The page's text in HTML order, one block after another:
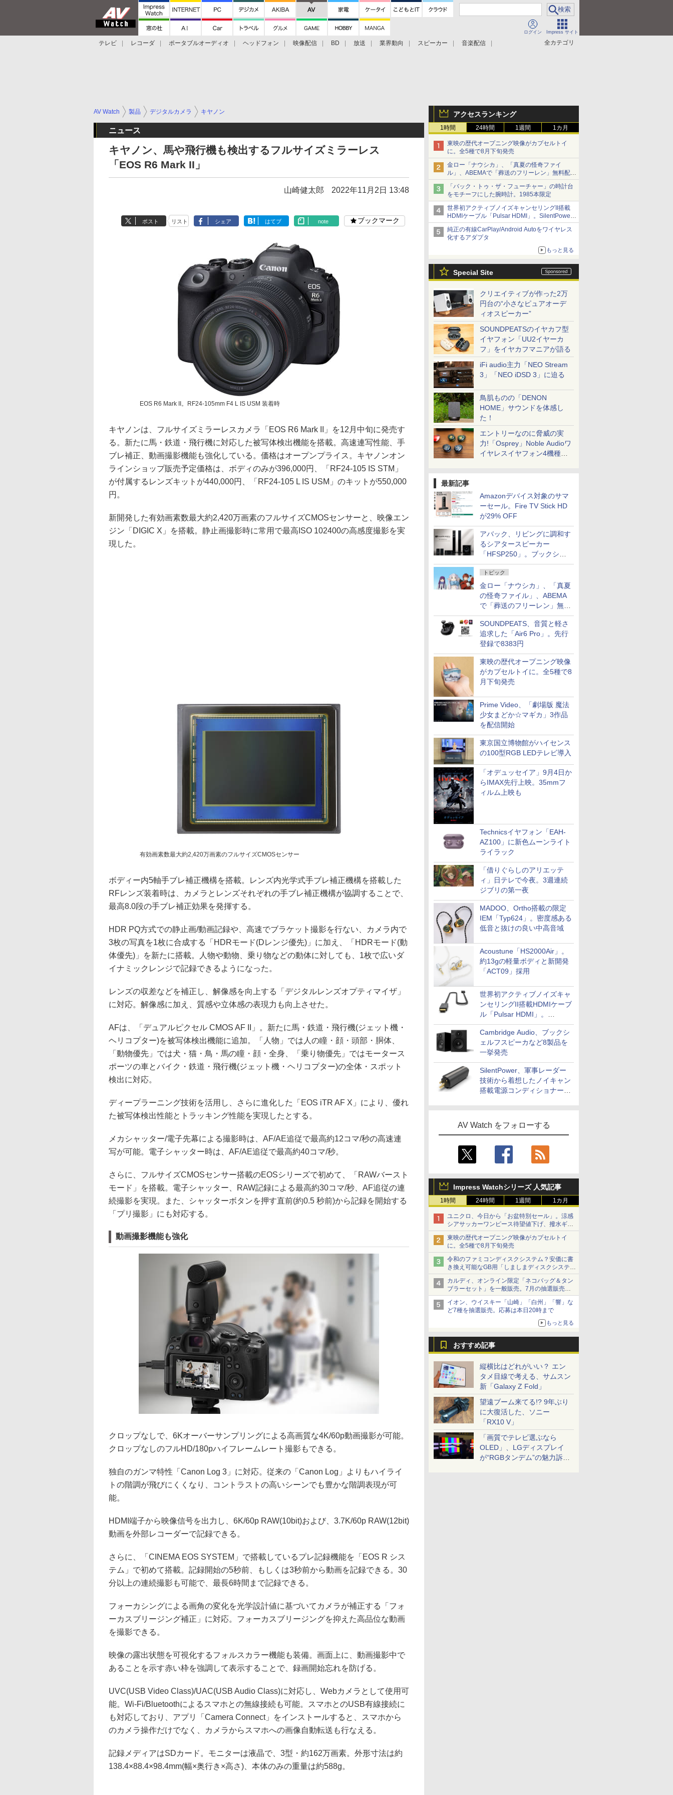
ログイン Impress サイト
全カテゴリ
テレビ レコーダ ポータブルオーディオ ヘッドフォン 映像配信 BD 放送 業界動向 スピーカー
音楽配信
アクセスランキング
1時間 24時間 1週間 1カ月
東映の歴代オープニング映像がカプセルトイ
に。全5種で8月下旬発売
金ロー「ナウシカ」、「真夏の怪奇ファイ
ル」、ABEMAで「葬送のフリーレン」無料配信
など。夏の特番・配信情報
「バック・トゥ・ザ・フューチャー」の時計台
をモチーフにした腕時計。1985本限定
世界初アクティブノイズキャンセリングII搭載
HDMIケーブル「Pulsar HDMI」。SilentPower
から
純正の有線CarPlay/Android Autoをワイヤレス
化するアダプタ
もっと見る
Special Site
クリエイティブが作った2万
円台の“小さなピュアオーデ
ィオスピーカー”
SOUNDPEATSのイヤカフ型
イヤフォン「UU2イヤーカ
フ」をイヤカフマニアが語る
iFi audio主力「NEO Stream
3」「NEO iDSD 3」に迫る
鳥肌ものの「DENON
HOME」サウンドを体感し
た！
エントリーなのに脅威の実
力!「Osprey」Noble Audioワ
イヤレスイヤフォン4機種を
最新記事
Amazonデバイス対象のサマ
ーセール。Fire TV Stick HD
が29% OFF
アバック、リビングに調和す
るシアタースピーカー
「HFSP250」。ブックシェ
ルフはペア3万円以下
トピック
金ロー「ナウシカ」、「真夏
の怪奇ファイル」、ABEMA
で「葬送のフリーレン」無料
配信など。夏の特番・配信情
報
SOUNDPEATS、音質と軽さ
追求した「Air6 Pro」。先行
登録で8383円
東映の歴代オープニング映像
がカプセルトイに。全5種で8
月下旬発売
Prime Video、「劇場版 魔法
少女まどか☆マギカ」3作品
を配信開始
東京国立博物館がハイセンス
の100型RGB LEDテレビ導入
「オデュッセイア」9月4日か
らIMAX先行上映。35mmフ
ィルム上映も
Technicsイヤフォン「EAH-
AZ100」に新色ムーンライト
ライラック
「借りぐらしのアリエッテ
ィ」日テレで今夜。3週連続
ジブリの第一夜
MADOO、Ortho搭載の限定
IEM「Typ624」。密度感ある
低音と抜けの良い中高音域
Acoustune「HS2000Air」。
約13gの軽量ボディと新開発
「ACT09」採用
世界初アクティブノイズキャ
ンセリングII搭載HDMIケーブ
ル「Pulsar HDMI」。
SilentPowerから
Cambridge Audio、ブックシ
ェルフスピーカなど8製品を
一挙発売
SilentPower、軍事レーダー
技術から着想したノイキャン
搭載電源コンディショナー
AV Watch をフォローする
Impress Watchシリーズ 人気記事
1時間 24時間 1週間 1カ月
ユニクロ、今日から「お盆特別セール」。涼感
シアサッカーワンピース待望値下げ、撥水ギア
ショーツは1990円に
東映の歴代オープニング映像がカプセルトイ
に。全5種で8月下旬発売
令和のファミコンディスクシステム？安価に書
き換え可能なGB用「しましまディスクシステ
ム」
カルディ、オンライン限定「ネコバッグ＆タン
ブラーセット」を一般販売。7月の抽選販売の
当選無効分
イオン、ウイスキー「山崎」「白州」「響」な
ど7種を抽選販売。応募は本日20時まで
もっと見る
おすすめ記事
縦横比はどれがいい？ エン
タメ目線で考える、サムスン
新「Galaxy Z Fold」
望遠ブーム来てる!? 9年ぶり
に大復活した、ソニー
「RX10 V」
「画質でテレビ選ぶなら
OLED」、LGディスプレイ
が“RGBタンデム”の魅力訴
AV Watch 製品 デジタルカメラ キヤノン
ニュース
キヤノン、馬や飛行機も検出するフルサイズミラーレス
「EOS R6 Mark II」
山崎健太郎 2022年11月2日 13:48
ポスト リスト シェア はてブ note ブックマーク
EOS R6 Mark II。RF24-105mm F4 L IS USM 装着時
キヤノンは、フルサイズミラーレスカメラ「EOS R6 Mark II」を12月中旬に発売す
る。新たに馬・鉄道・飛行機に対応した被写体検出機能を搭載。高速連写性能、手
ブレ補正、動画撮影機能も強化している。価格はオープンプライス。キヤノンオン
ラインショップ販売予定価格は、ボディのみが396,000円、「RF24-105 IS STM」
が付属するレンズキットが440,000円、「RF24-105 L IS USM」のキットが550,000
円。
新開発した有効画素数最大約2,420万画素のフルサイズCMOSセンサーと、映像エン
ジン「DIGIC X」を搭載。静止画撮影時に常用で最高ISO 102400の高感度撮影を実
現した。
有効画素数最大約2,420万画素のフルサイズCMOSセンサー
ボディー内5軸手ブレ補正機構を搭載。レンズ内光学式手ブレ補正機構を搭載した
RFレンズ装着時は、カメラとレンズそれぞれの手ブレ補正機構が協調することで、
最高8.0段の手ブレ補正効果を発揮する。
HDR PQ方式での静止画/動画記録や、高速でブラケット撮影を行ない、カメラ内で
3枚の写真を1枚に合成する「HDRモード(Dレンジ優先)」に加え、「HDRモード(動
体優先)」を新たに搭載。人物や動物、乗り物などの動体に対しても、1枚で広いダ
イナミックレンジで記録できるようになった。
レンズの収差などを補正し、解像感を向上する「デジタルレンズオプティマイザ」
に対応。解像感に加え、質感や立体感の表現力も向上させた。
AFは、「デュアルピクセル CMOS AF II」。新たに馬・鉄道・飛行機(ジェット機・
ヘリコプター)を被写体検出機能に追加。「人物」では人の瞳・顔・頭部・胴体、
「動物優先」では犬・猫・鳥・馬の瞳・顔・全身、「乗り物優先」ではモータース
ポーツの車とバイク・鉄道・飛行機(ジェット機・ヘリコプター)の全体・スポット
検出に対応。
ディープラーニング技術を活用し、さらに進化した「EOS iTR AF X」により、優れ
た被写体検出性能とトラッキング性能を実現したとする。
メカシャッター/電子先幕による撮影時は、AF/AE追従で最高約12コマ/秒の高速連
写が可能。電子シャッター時は、AF/AE追従で最高約40コマ/秒。
さらに、フルサイズCMOSセンサー搭載のEOSシリーズで初めて、「RAWバースト
モード」を搭載。電子シャッター、RAW記録による最高約30コマ/秒、AF追従の連
続撮影を実現。また、シャッターボタンを押す直前(約0.5 秒前)から記録を開始する
「プリ撮影」にも対応する。
動画撮影機能も強化
クロップなしで、6Kオーバーサンプリングによる高画質な4K/60p動画撮影が可能。
クロップなしのフルHD/180pハイフレームレート撮影もできる。
独自のガンマ特性「Canon Log 3」に対応。従来の「Canon Log」よりもハイライ
トの階調が飛びにくくなり、コントラストの高いシーンでも豊かな階調表現が可
能。
HDMI端子から映像信号を出力し、6K/60p RAW(10bit)および、3.7K/60p RAW(12bit)
動画を外部レコーダーで記録できる。
さらに、「CINEMA EOS SYSTEM」で搭載しているプレ記録機能を「EOS R シス
テム」で初めて搭載。記録開始の5秒前、もしくは3秒前から動画を記録できる。30
分以上の連続撮影も可能で、最長6時間まで記録できる。
フォーカシングによる画角の変化を光学設計値に基づいてカメラが補正する「フォ
ーカスブリージング補正」に対応。フォーカスブリージングを抑えた高品位な動画
を撮影できる。
映像の露出状態を可視化するフォルスカラー機能も装備。画面上に、動画撮影中で
あることを示す赤い枠を強調して表示することで、録画開始忘れを防げる。
UVC(USB Video Class)/UAC(USB Audio Class)に対応し、Webカメラとして使用可
能。Wi-Fi/Bluetoothによるスマホとの無線接続も可能。スマホとのUSB有線接続に
も対応しており、アプリ「Camera Connect」をインストールすると、スマホから
のカメラ操作だけでなく、カメラからスマホへの画像自動転送も行なえる。
記録メディアはSDカード。モニターは液晶で、3型・約162万画素。外形寸法は約
138.4×88.4×98.4mm(幅×奥行き×高さ)、本体のみの重量は約588g。